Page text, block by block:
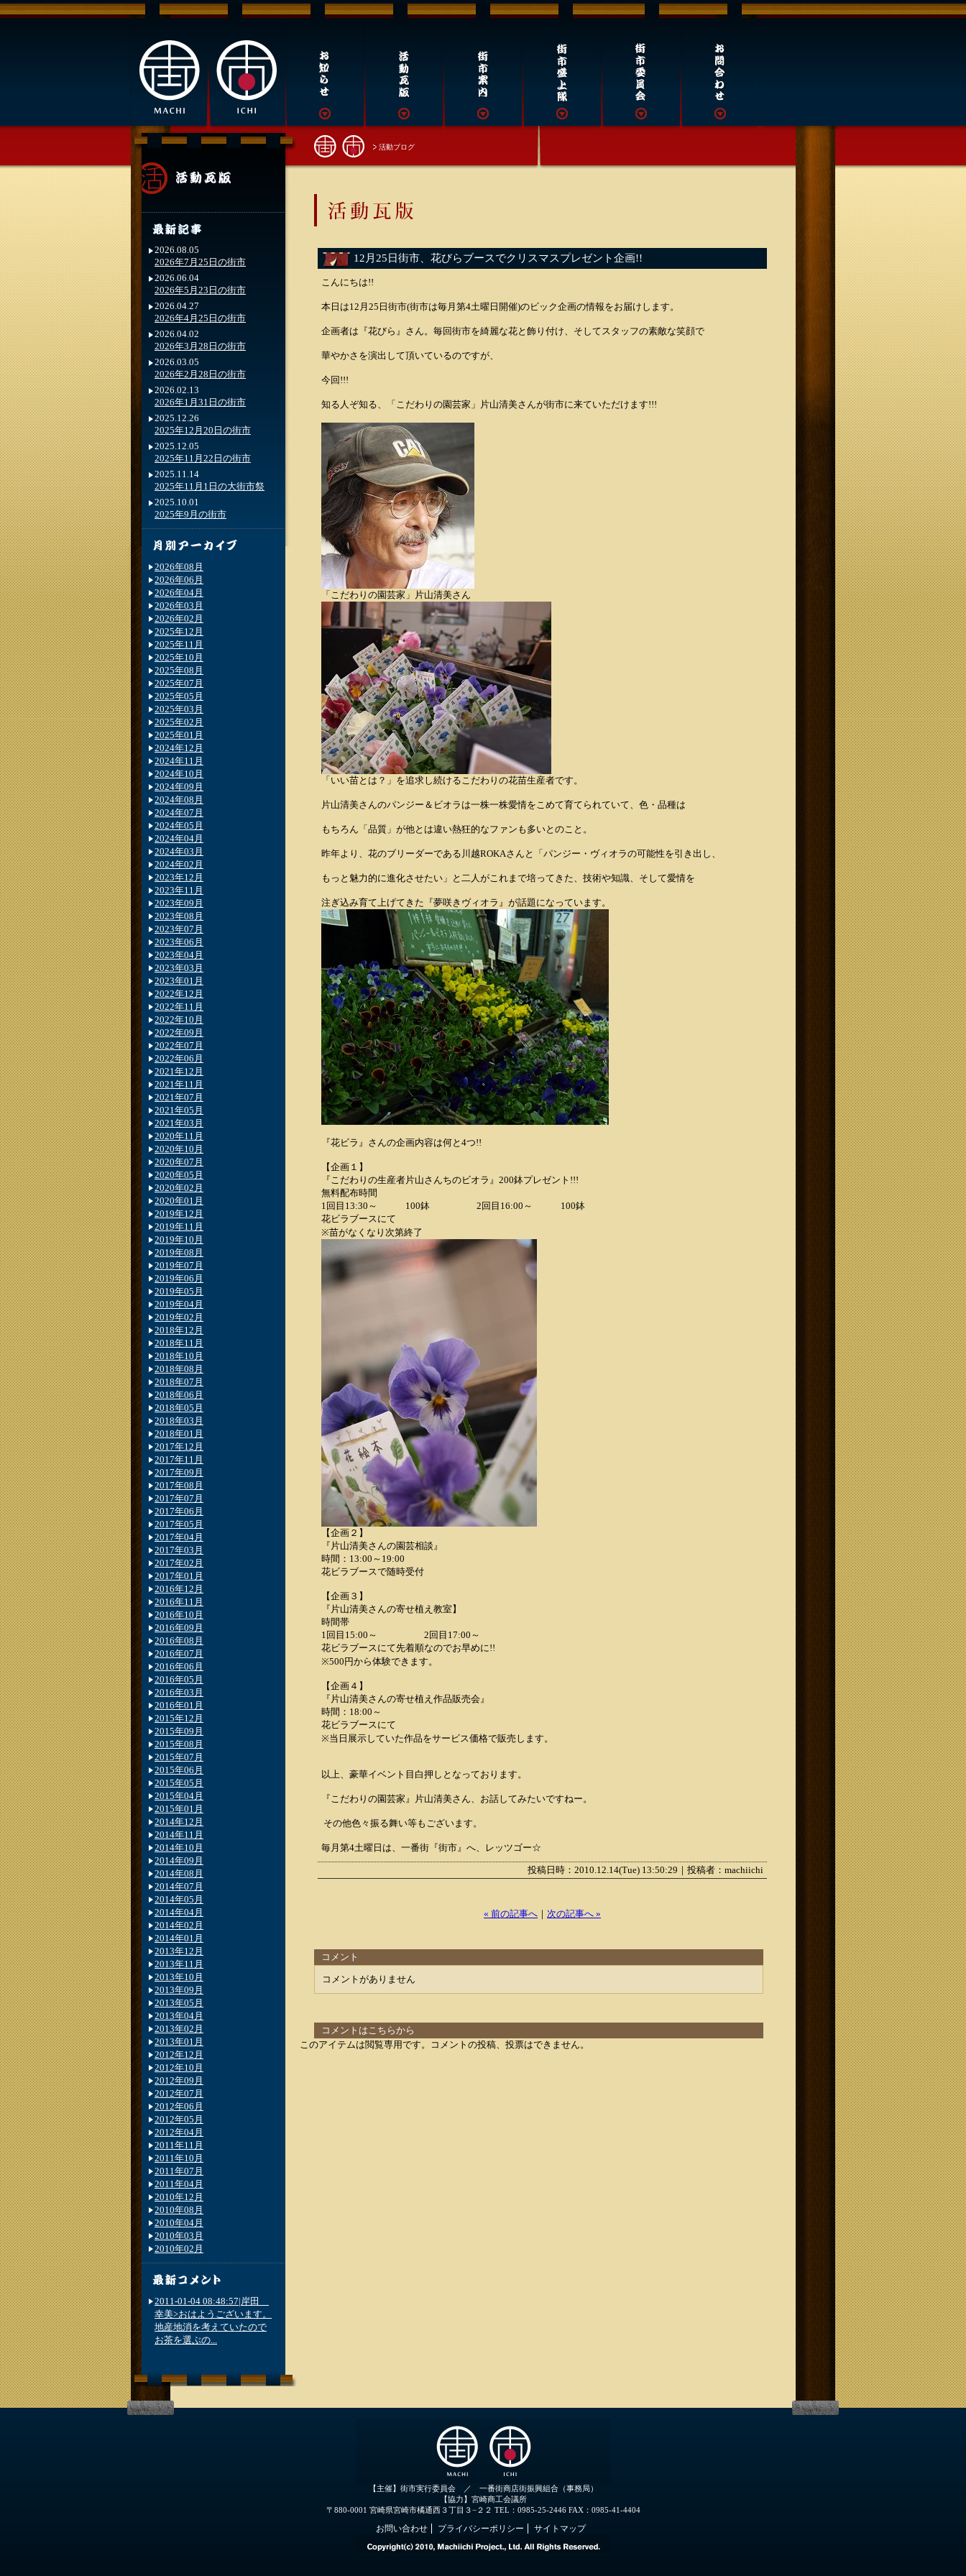
活動ブログ
12月25日街市、花びらブースでクリスマスプレゼント企画!!
こんにちは!!
本日は12月25日街市(街市は毎月第4土曜日開催)のビック企画の情報をお届けします。
企画者は『花びら』さん。毎回街市を綺麗な花と飾り付け、そしてスタッフの素敵な笑顔で
華やかさを演出して頂いているのですが、
今回!!!
知る人ぞ知る、「こだわりの園芸家」片山清美さんが街市に来ていただけます!!!
「こだわりの園芸家」片山清美さん
「いい苗とは？」を追求し続けるこだわりの花苗生産者です。
片山清美さんのパンジー＆ビオラは一株一株愛情をこめて育てられていて、色・品種は
もちろん「品質」が他とは違い熱狂的なファンも多いとのこと。
昨年より、花のブリーダーである川越ROKAさんと「パンジー・ヴィオラの可能性を引き出し、
もっと魅力的に進化させたい」と二人がこれまで培ってきた、技術や知識、そして愛情を
注ぎ込み育て上げてきた『夢咲きヴィオラ』が話題になっています。
『花ビラ』さんの企画内容は何と4つ!!
【企画１】
『こだわりの生産者片山さんちのビオラ』200鉢プレゼント!!!
無料配布時間
1回目13:30～ 100鉢 2回目16:00～ 100鉢
花ビラブースにて
※苗がなくなり次第終了
【企画２】
『片山清美さんの園芸相談』
時間：13:00～19:00
花ビラブースで随時受付
【企画３】
『片山清美さんの寄せ植え教室】
時間帯
1回目15:00～ 2回目17:00～
花ビラブースにて先着順なのでお早めに!!
※500円から体験できます。
【企画４】
『片山清美さんの寄せ植え作品販売会』
時間：18:00～
花ビラブースにて
※当日展示していた作品をサービス価格で販売します。
以上、豪華イベント目白押しとなっております。
『こだわりの園芸家』片山清美さん、お話してみたいですねー。
その他色々振る舞い等もございます。
毎月第4土曜日は、一番街『街市』へ、レッツゴー☆
投稿日時：2010.12.14(Tue) 13:50:29｜投稿者：machiichi
« 前の記事へ ｜ 次の記事へ »
コメント
コメントがありません
コメントはこちらから
このアイテムは閲覧専用です。コメントの投稿、投票はできません。
2026.08.05
2026年7月25日の街市
2026.06.04
2026年5月23日の街市
2026.04.27
2026年4月25日の街市
2026.04.02
2026年3月28日の街市
2026.03.05
2026年2月28日の街市
2026.02.13
2026年1月31日の街市
2025.12.26
2025年12月20日の街市
2025.12.05
2025年11月22日の街市
2025.11.14
2025年11月1日の大街市祭
2025.10.01
2025年9月の街市
2026年08月
2026年06月
2026年04月
2026年03月
2026年02月
2025年12月
2025年11月
2025年10月
2025年08月
2025年07月
2025年05月
2025年03月
2025年02月
2025年01月
2024年12月
2024年11月
2024年10月
2024年09月
2024年08月
2024年07月
2024年05月
2024年04月
2024年03月
2024年02月
2023年12月
2023年11月
2023年09月
2023年08月
2023年07月
2023年06月
2023年04月
2023年03月
2023年01月
2022年12月
2022年11月
2022年10月
2022年09月
2022年07月
2022年06月
2021年12月
2021年11月
2021年07月
2021年05月
2021年03月
2020年11月
2020年10月
2020年07月
2020年05月
2020年02月
2020年01月
2019年12月
2019年11月
2019年10月
2019年08月
2019年07月
2019年06月
2019年05月
2019年04月
2019年02月
2018年12月
2018年11月
2018年10月
2018年08月
2018年07月
2018年06月
2018年05月
2018年03月
2018年01月
2017年12月
2017年11月
2017年09月
2017年08月
2017年07月
2017年06月
2017年05月
2017年04月
2017年03月
2017年02月
2017年01月
2016年12月
2016年11月
2016年10月
2016年09月
2016年08月
2016年07月
2016年06月
2016年05月
2016年03月
2016年01月
2015年12月
2015年09月
2015年08月
2015年07月
2015年06月
2015年05月
2015年04月
2015年01月
2014年12月
2014年11月
2014年10月
2014年09月
2014年08月
2014年07月
2014年05月
2014年04月
2014年02月
2014年01月
2013年12月
2013年11月
2013年10月
2013年09月
2013年05月
2013年04月
2013年02月
2013年01月
2012年12月
2012年10月
2012年09月
2012年07月
2012年06月
2012年05月
2012年04月
2011年11月
2011年10月
2011年07月
2011年04月
2010年12月
2010年08月
2010年04月
2010年03月
2010年02月
2011-01-04 08:48:57|岸田
幸美>おはようございます。
地産地消を考えていたので
お茶を選ぶの...
【主催】街市実行委員会 ／ 一番街商店街振興組合（事務局）
【協力】宮崎商工会議所
〒880-0001 宮崎県宮崎市橘通西３丁目３−２２ TEL：0985-25-2446 FAX：0985-41-4404
お問い合わせ プライバシーポリシー サイトマップ